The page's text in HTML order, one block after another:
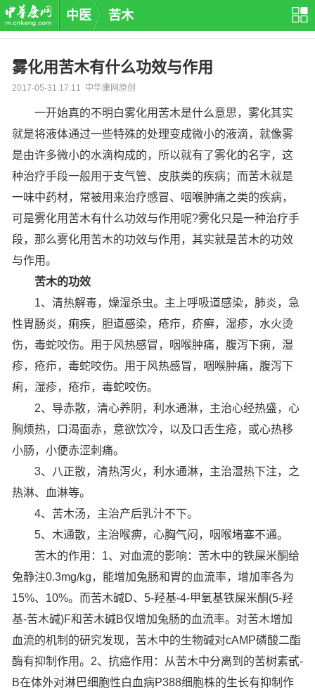
中医 苦木
雾化用苦木有什么功效与作用
2017-05-31 17:11 中华康网原创
一开始真的不明白雾化用苦木是什么意思，雾化其实
就是将液体通过一些特殊的处理变成微小的液滴，就像雾
是由许多微小的水滴构成的，所以就有了雾化的名字，这
种治疗手段一般用于支气管、皮肤类的疾病；而苦木就是
一味中药材，常被用来治疗感冒、咽喉肿痛之类的疾病，
可是雾化用苦木有什么功效与作用呢?雾化只是一种治疗手
段，那么雾化用苦木的功效与作用，其实就是苦木的功效
与作用。
苦木的功效
1、清热解毒，燥湿杀虫。主上呼吸道感染，肺炎，急
性胃肠炎，痢疾，胆道感染，疮疖，疥癣，湿疹，水火烫
伤，毒蛇咬伤。用于风热感冒，咽喉肿痛，腹泻下痢，湿
疹，疮疖，毒蛇咬伤。用于风热感冒，咽喉肿痛，腹泻下
痢，湿疹，疮疖，毒蛇咬伤。
2、导赤散，清心养阴，利水通淋，主治心经热盛，心
胸烦热，口渴面赤，意欲饮冷，以及口舌生疮，或心热移
小肠，小便赤涩刺痛。
3、八正散，清热泻火，利水通淋，主治湿热下注，之
热淋、血淋等。
4、苦木汤，主治产后乳汁不下。
5、木通散，主治喉痹，心胸气闷，咽喉堵塞不通。
苦木的作用：1、对血流的影响：苦木中的铁屎米酮给
兔静注0.3mg/kg，能增加兔肠和胃的血流率，增加率各为
15%、10%。而苦木碱D、5-羟基-4-甲氧基铁屎米酮(5-羟
基-苦木碱)F和苦木碱B仅增加兔肠的血流率。对苦木增加
血流的机制的研究发现，苦木中的生物碱对cAMP磷酸二酯
酶有抑制作用。2、抗癌作用：从苦木中分离到的苦树素甙-
B在体外对淋巴细胞性白血病P388细胞株的生长有抑制作